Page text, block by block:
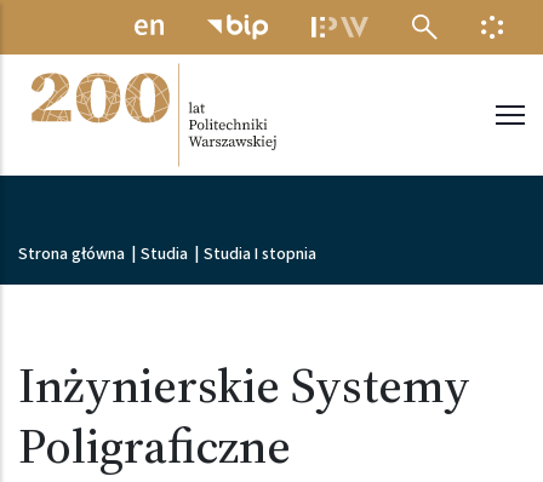
Przejdź do treści
MENU
Ścieżka nawigacyjna
Strona główna Studia Studia I stopnia
Inżynierskie Systemy
Poligraficzne